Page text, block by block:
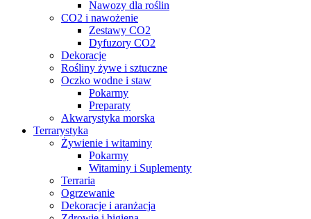
Nawozy dla roślin
CO2 i nawożenie
Zestawy CO2
Dyfuzory CO2
Dekoracje
Rośliny żywe i sztuczne
Oczko wodne i staw
Pokarmy
Preparaty
Akwarystyka morska
Terrarystyka
Żywienie i witaminy
Pokarmy
Witaminy i Suplementy
Terraria
Ogrzewanie
Dekoracje i aranżacja